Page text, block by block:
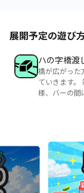
展開予定の遊び
ハの字橋渡
橋が広がった
ていきます。
様、バーの間